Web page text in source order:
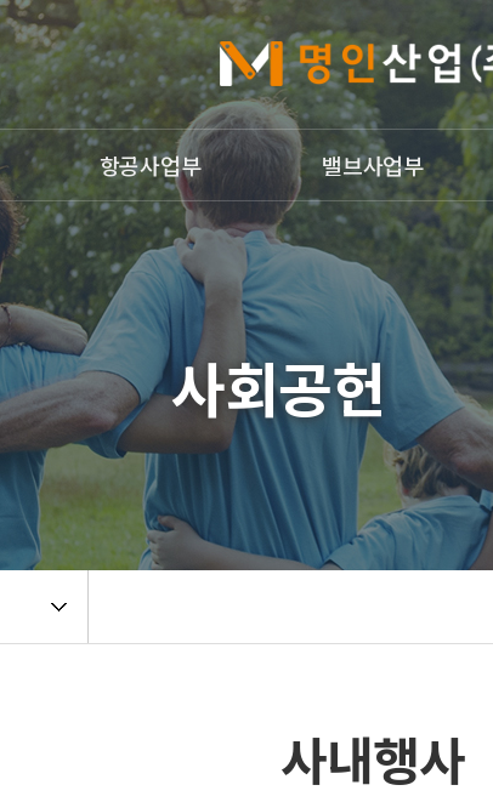
항공사업부
공정소개
- Tig Welding
- 형광침투검사
장비소개
항공사업부갤러리
밸브사업부
밸브사업부
사회공헌
사내행사